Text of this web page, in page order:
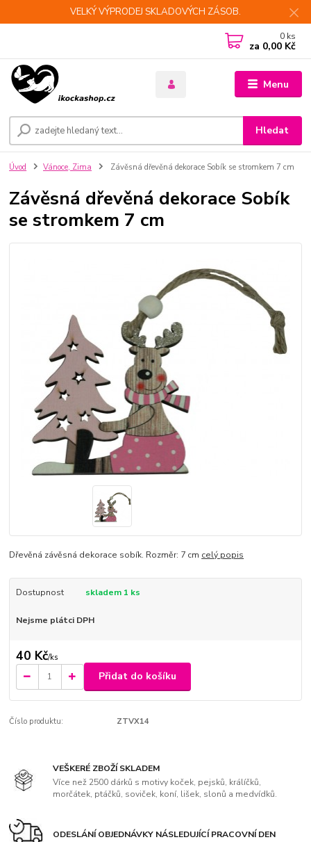
VELKÝ VÝPRODEJ SKLADOVÝCH ZÁSOB.
Menu
Hledat
0 ks
za 0,00 Kč
Úvod Vánoce, Zima Závěsná dřevěná dekorace Sobík se stromkem 7 cm
Závěsná dřevěná dekorace Sobík
se stromkem 7 cm
Dřevěná závěsná dekorace sobík. Rozměr: 7 cm celý popis
Dostupnost skladem 1 ks
Nejsme plátci DPH
40 Kč/ks
Přidat do košíku
Číslo produktu: ZTVX14
VEŠKERÉ ZBOŽÍ SKLADEM
Více než 2500 dárků s motivy koček, pejsků, králíčků,
morčátek, ptáčků, soviček, koní, lišek, slonů a medvídků.
ODESLÁNÍ OBJEDNÁVKY NÁSLEDUJÍCÍ PRACOVNÍ DEN